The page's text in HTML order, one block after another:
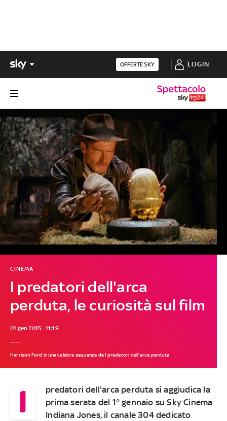
OFFERTE SKY LOGIN
I predatori dell'arca
perduta, le curiosità sul film
CINEMA
01 gen 2015 - 11:19
Harrison Ford in una celebre sequenza de I predatori dell'arca perduta
I
predatori dell'arca perduta si aggiudica la
prima serata del 1° gennaio su Sky Cinema
Indiana Jones, il canale 304 dedicato